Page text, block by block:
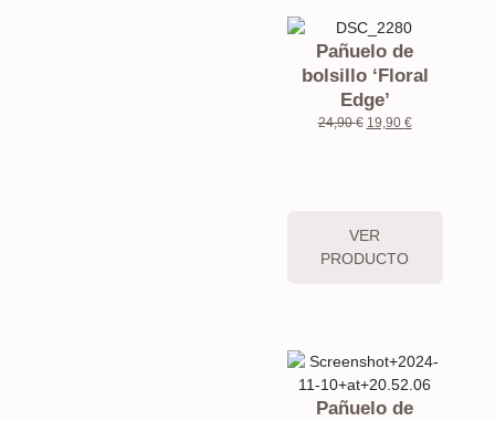
Pañuelo de
bolsillo ‘Floral
Edge’
24,90€ 19,90 €
VER
PRODUCTO
Pañuelo de